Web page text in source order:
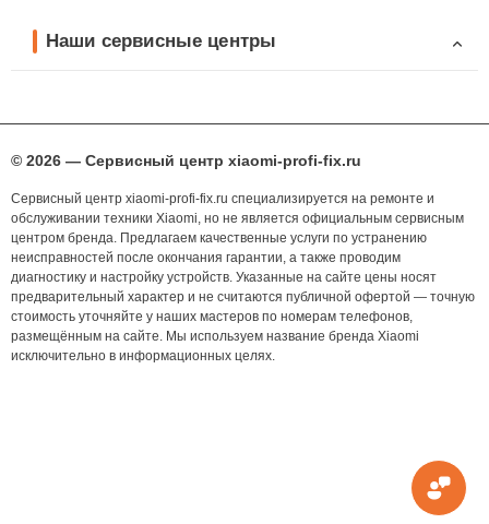
Наши сервисные центры
© 2026 — Сервисный центр xiaomi-profi-fix.ru
Сервисный центр xiaomi-profi-fix.ru специализируется на ремонте и
обслуживании техники Xiaomi, но не является официальным сервисным
центром бренда. Предлагаем качественные услуги по устранению
неисправностей после окончания гарантии, а также проводим
диагностику и настройку устройств. Указанные на сайте цены носят
предварительный характер и не считаются публичной офертой — точную
стоимость уточняйте у наших мастеров по номерам телефонов,
размещённым на сайте. Мы используем название бренда Xiaomi
исключительно в информационных целях.